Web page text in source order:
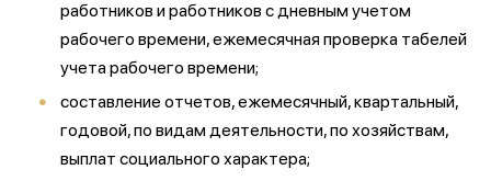
работников и работников с дневным учетом
рабочего времени, ежемесячная проверка табелей
учета рабочего времени;
составление отчетов, ежемесячный, квартальный,
годовой, по видам деятельности, по хозяйствам,
выплат социального характера;